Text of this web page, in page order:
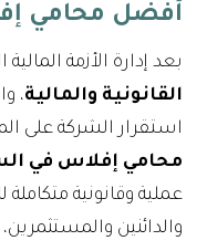
أفضل محامي
بعد إدارة الأزمة المالية
القانونية والمالية،
استقرار الشركة على
محامي إفلاس في
عملية وقانونية
والدائنين